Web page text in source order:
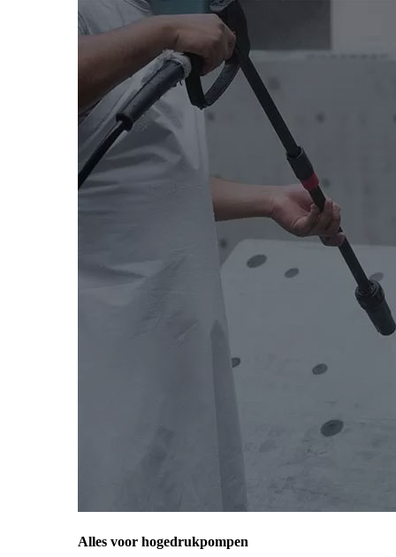
Alles voor hogedrukpompen